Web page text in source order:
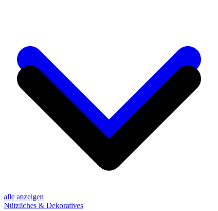
alle anzeigen
Nützliches & Dekoratives